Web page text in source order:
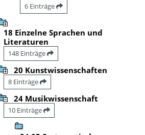
6 Einträge
18 Einzelne Sprachen und
Literaturen
148 Einträge
20 Kunstwissenschaften
8 Einträge
24 Musikwissenschaft
10 Einträge